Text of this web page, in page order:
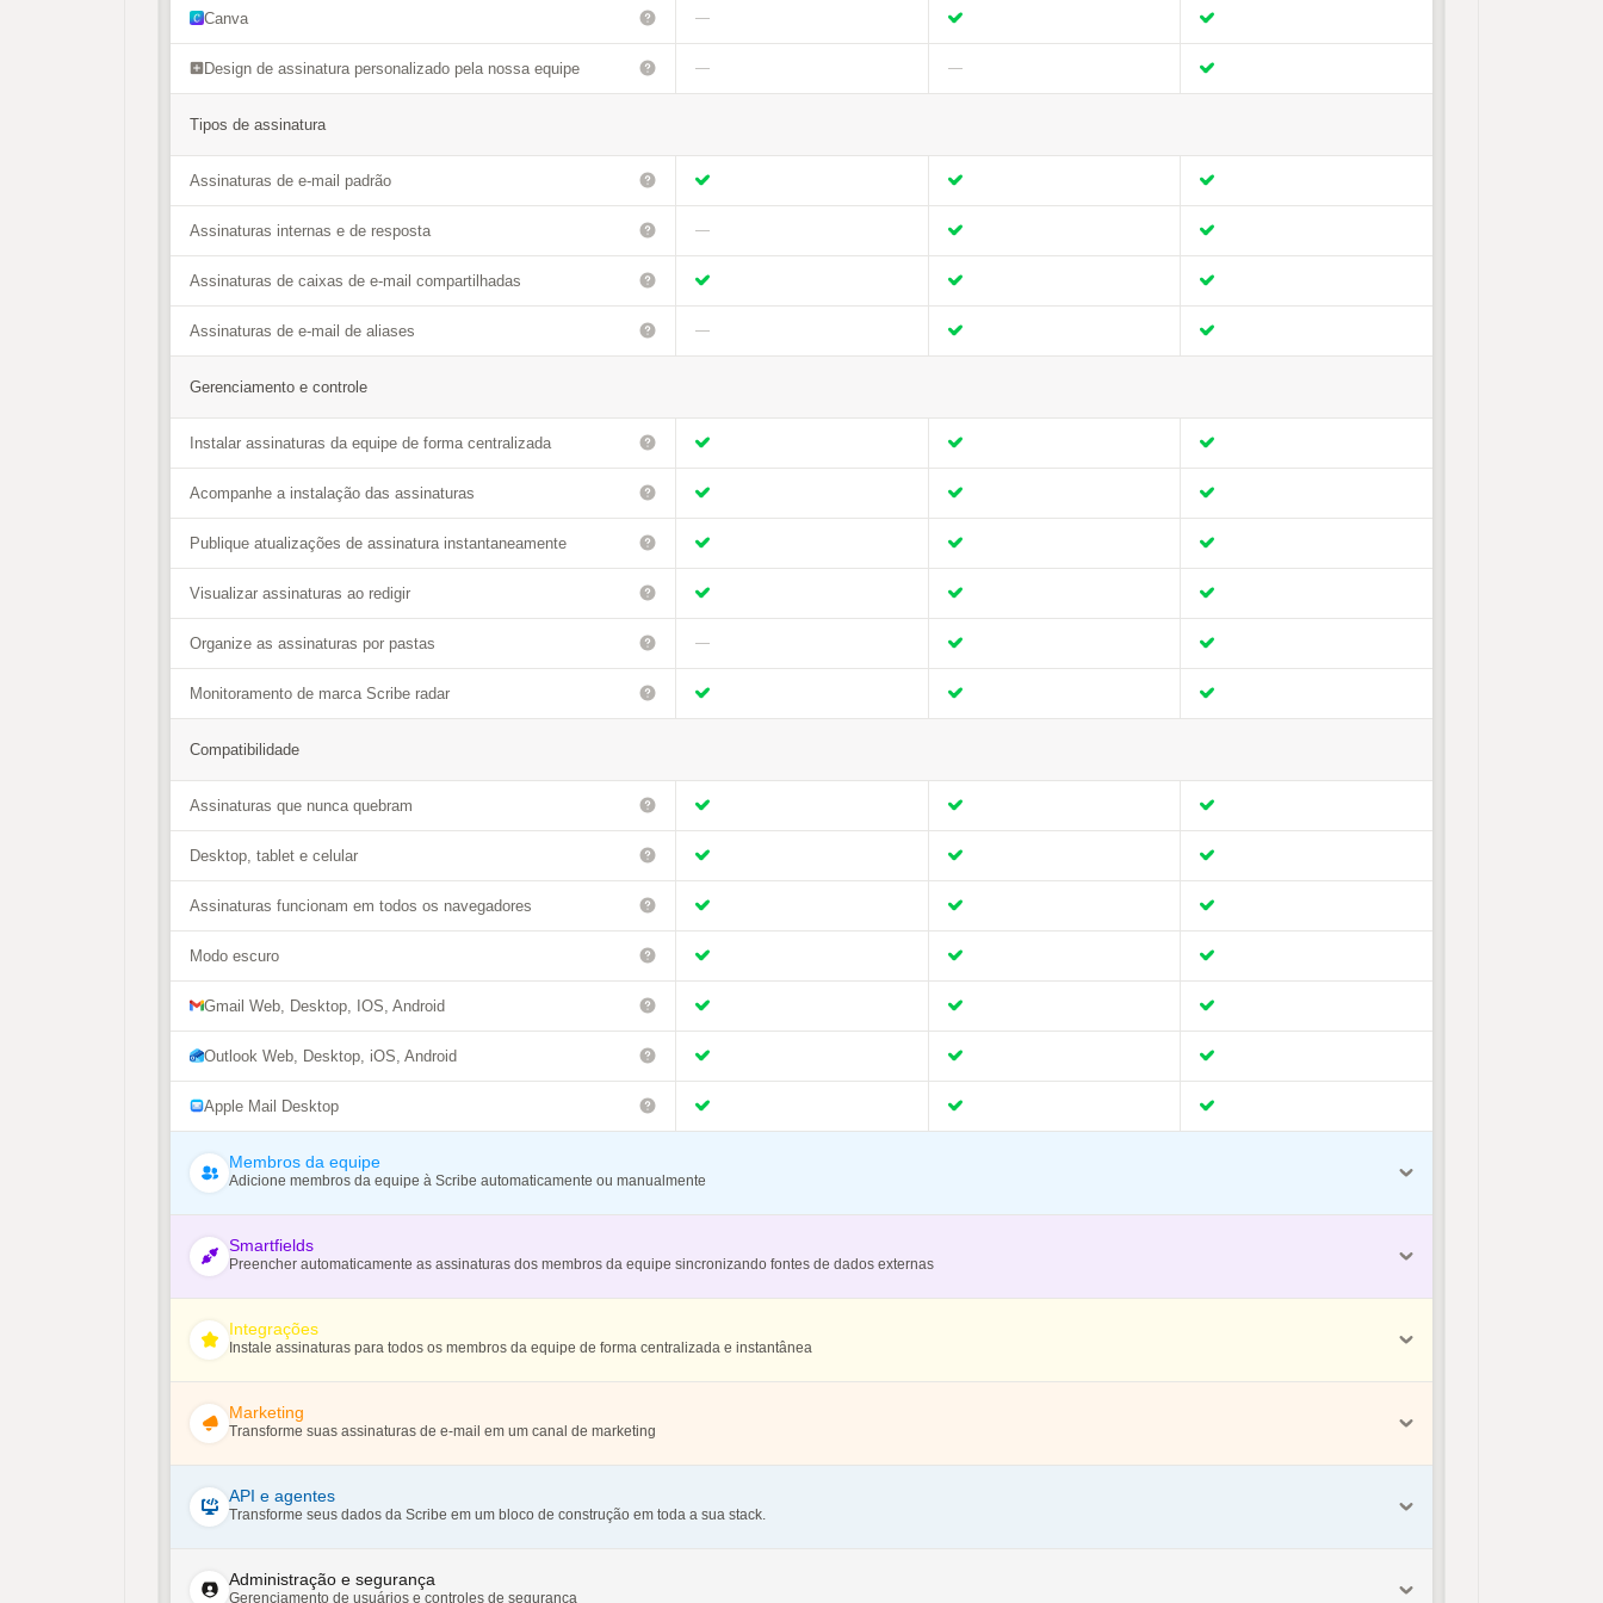
Canva —
Design de assinatura personalizado pela nossa equipe — —
Tipos de assinatura
Assinaturas de e-mail padrão
Assinaturas internas e de resposta —
Assinaturas de caixas de e-mail compartilhadas
Assinaturas de e-mail de aliases —
Gerenciamento e controle
Instalar assinaturas da equipe de forma centralizada
Acompanhe a instalação das assinaturas
Publique atualizações de assinatura instantaneamente
Visualizar assinaturas ao redigir
Organize as assinaturas por pastas —
Monitoramento de marca Scribe radar
Compatibilidade
Assinaturas que nunca quebram
Desktop, tablet e celular
Assinaturas funcionam em todos os navegadores
Modo escuro
Gmail Web, Desktop, IOS, Android
Outlook Web, Desktop, iOS, Android
Apple Mail Desktop
Membros da equipe
Adicione membros da equipe à Scribe automaticamente ou manualmente
Smartfields
Preencher automaticamente as assinaturas dos membros da equipe sincronizando fontes de dados externas
Integrações
Instale assinaturas para todos os membros da equipe de forma centralizada e instantânea
Marketing
Transforme suas assinaturas de e-mail em um canal de marketing
API e agentes
Transforme seus dados da Scribe em um bloco de construção em toda a sua stack.
Administração e segurança
Gerenciamento de usuários e controles de segurança